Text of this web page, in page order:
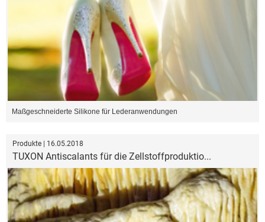
Maßgeschneiderte Silikone für Lederanwendungen
Produkte | 16.05.2018
TUXON Antiscalants für die Zellstoffproduktio...